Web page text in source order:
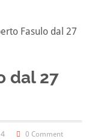
Fasulo dal 27
dal 27
0 Comment